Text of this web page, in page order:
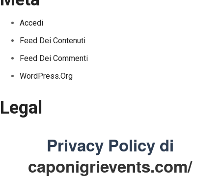
Accedi
Feed Dei Contenuti
Feed Dei Commenti
WordPress.org
Legal
Privacy Policy di
caponigrievents.com/